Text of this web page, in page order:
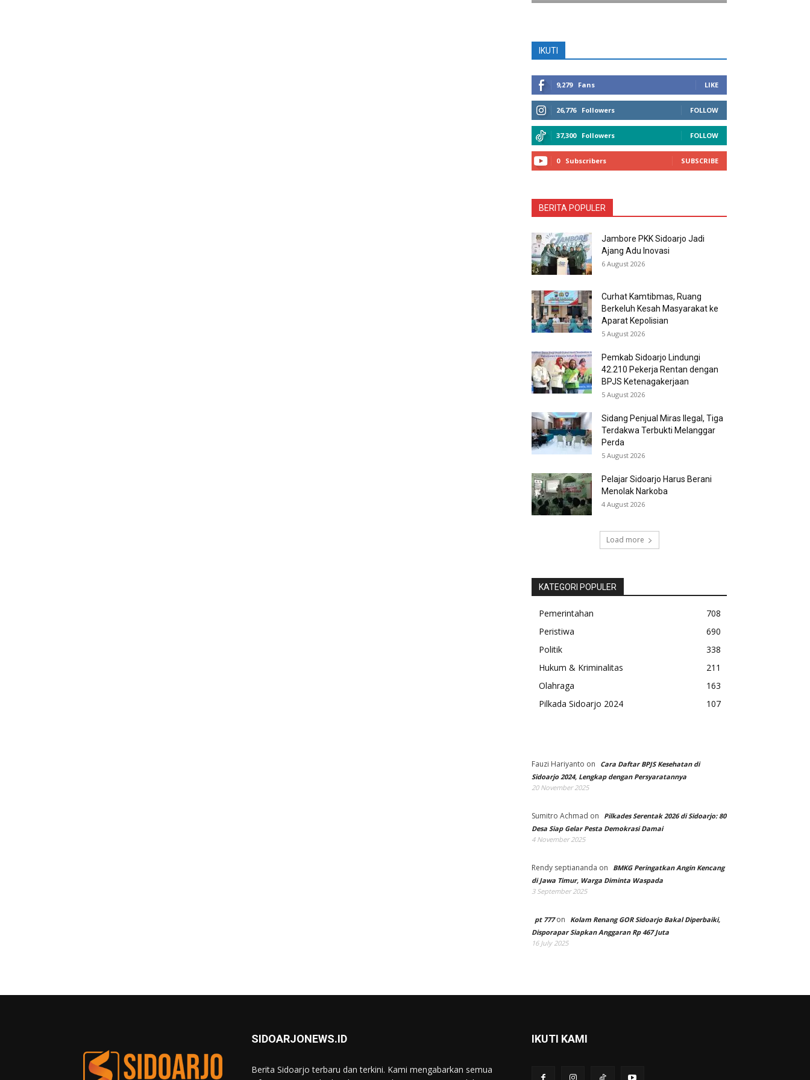
IKUTI
9,279 Fans LIKE
26,776 Followers FOLLOW
37,300 Followers FOLLOW
0 Subscribers SUBSCRIBE
BERITA POPULER
Jambore PKK Sidoarjo Jadi
Ajang Adu Inovasi
6 August 2026
Curhat Kamtibmas, Ruang
Berkeluh Kesah Masyarakat ke
Aparat Kepolisian
5 August 2026
Pemkab Sidoarjo Lindungi
42.210 Pekerja Rentan dengan
BPJS Ketenagakerjaan
5 August 2026
Sidang Penjual Miras Ilegal, Tiga
Terdakwa Terbukti Melanggar
Perda
5 August 2026
Pelajar Sidoarjo Harus Berani
Menolak Narkoba
4 August 2026
Load more
KATEGORI POPULER
Pemerintahan
708
Peristiwa
690
Politik
338
Hukum & Kriminalitas
211
Olahraga
163
Pilkada Sidoarjo 2024
107
Fauzi Hariyanto on
Cara Daftar BPJS Kesehatan di
Sidoarjo 2024, Lengkap dengan Persyaratannya
20 November 2025
Sumitro Achmad on
Pilkades Serentak 2026 di Sidoarjo: 80
Desa Siap Gelar Pesta Demokrasi Damai
4 November 2025
Rendy septiananda on
BMKG Peringatkan Angin Kencang
di Jawa Timur, Warga Diminta Waspada
3 September 2025
pt 777on
Kolam Renang GOR Sidoarjo Bakal Diperbaiki,
Disporapar Siapkan Anggaran Rp 467 Juta
16 July 2025
SIDOARJONEWS.ID
Berita Sidoarjo terbaru dan terkini. Kami mengabarkan semua
IKUTI KAMI